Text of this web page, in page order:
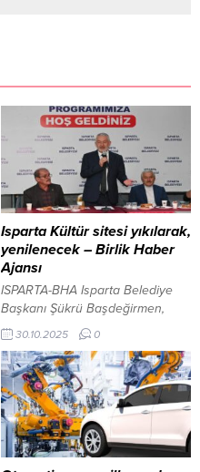
Isparta Kültür sitesi yıkılarak,
yenilenecek – Birlik Haber
Ajansı
ISPARTA-BHA Isparta Belediye
Başkanı Şükrü Başdeğirmen,
kentsel dönüşüm çalışmaları
kapsamında şehir merkezinde
bulunan Kültür Sitesi’nin yıkılarak
yeniden yapılacağını duyurdu.
Başkan Başdeğirmen, esnafla bir
araya gelerek proje süreci
hakkında bilgi verdi ve hiçbir
esnafın mağdur edilmeyeceğini
30.10.2025 0